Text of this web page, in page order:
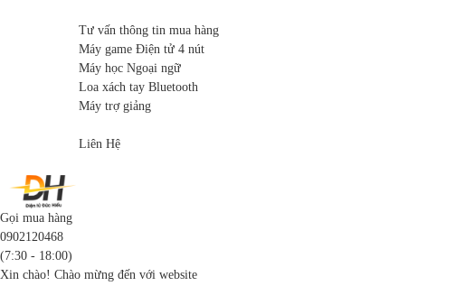
Tư vấn thông tin mua hàng
Máy game Điện tử 4 nút
Máy học Ngoại ngữ
Loa xách tay Bluetooth
Máy trợ giảng
Liên Hệ
Gọi mua hàng
0902120468
(7:30 - 18:00)
Xin chào! Chào mừng đến với website